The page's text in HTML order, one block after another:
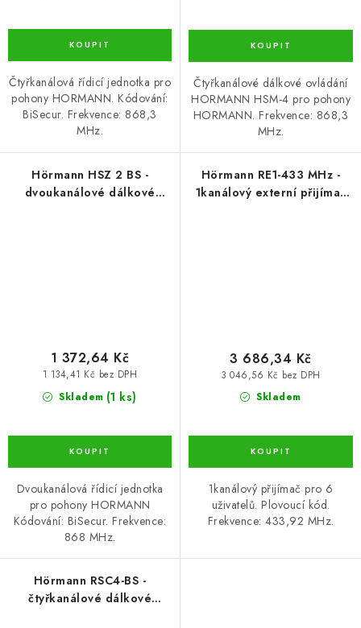
Čtyřkanálová řídicí jednotka pro
pohony HORMANN. Kódování:
BiSecur. Frekvence: 868,3
MHz.
Čtyřkanálové dálkové ovládání
HORMANN HSM-4 pro pohony
HORMANN. Frekvence: 868,3
MHz.
Hörmann HSZ 2 BS -
dvoukanálové dálkové
Skladem (1 ks)
1 134,41 Kč bez DPH
1 372,64 Kč
Dvoukanálová řídicí jednotka
pro pohony HORMANN
Kódování: BiSecur. Frekvence:
868 MHz.
Hörmann RE1-433 MHz -
1kanálový externí přijímač
Skladem
3 046,56 Kč bez DPH
3 686,34 Kč
1kanálový přijímač pro 6
uživatelů. Plovoucí kód.
Frekvence: 433,92 MHz.
Hörmann RSC4-BS -
čtyřkanálové dálkové